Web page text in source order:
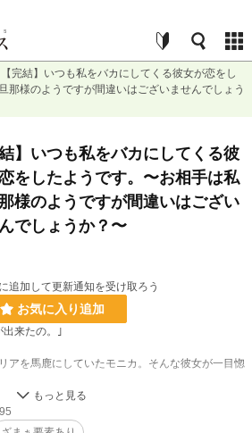
【完結】いつも私をバカにしてくる彼女が恋をし
那様のようですが間違いはございませんでしょう
結】いつも私をバカにしてくる彼
をしたようです。〜お相手は私
様のようですが間違いはござい
でしょうか？〜
追加して更新通知を受け取ろう
お気に入り追加
来たの。｣
アを馬鹿にしていたモニカ。そんな彼女が一目惚
ニカ。
私の旦那様じゃない……？